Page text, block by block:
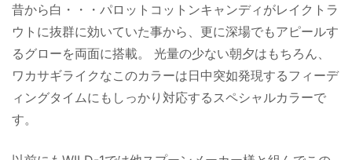
昔から白・・・パロットコットンキャンディがレイクトラ
ウトに抜群に効いていた事から、更に深場でもアピールす
るグローを両面に搭載。 光量の少ない朝夕はもちろん、
ワカサギライクなこのカラーは日中突如発現するフィーデ
ィングタイムにもしっかり対応するスペシャルカラーで
す。